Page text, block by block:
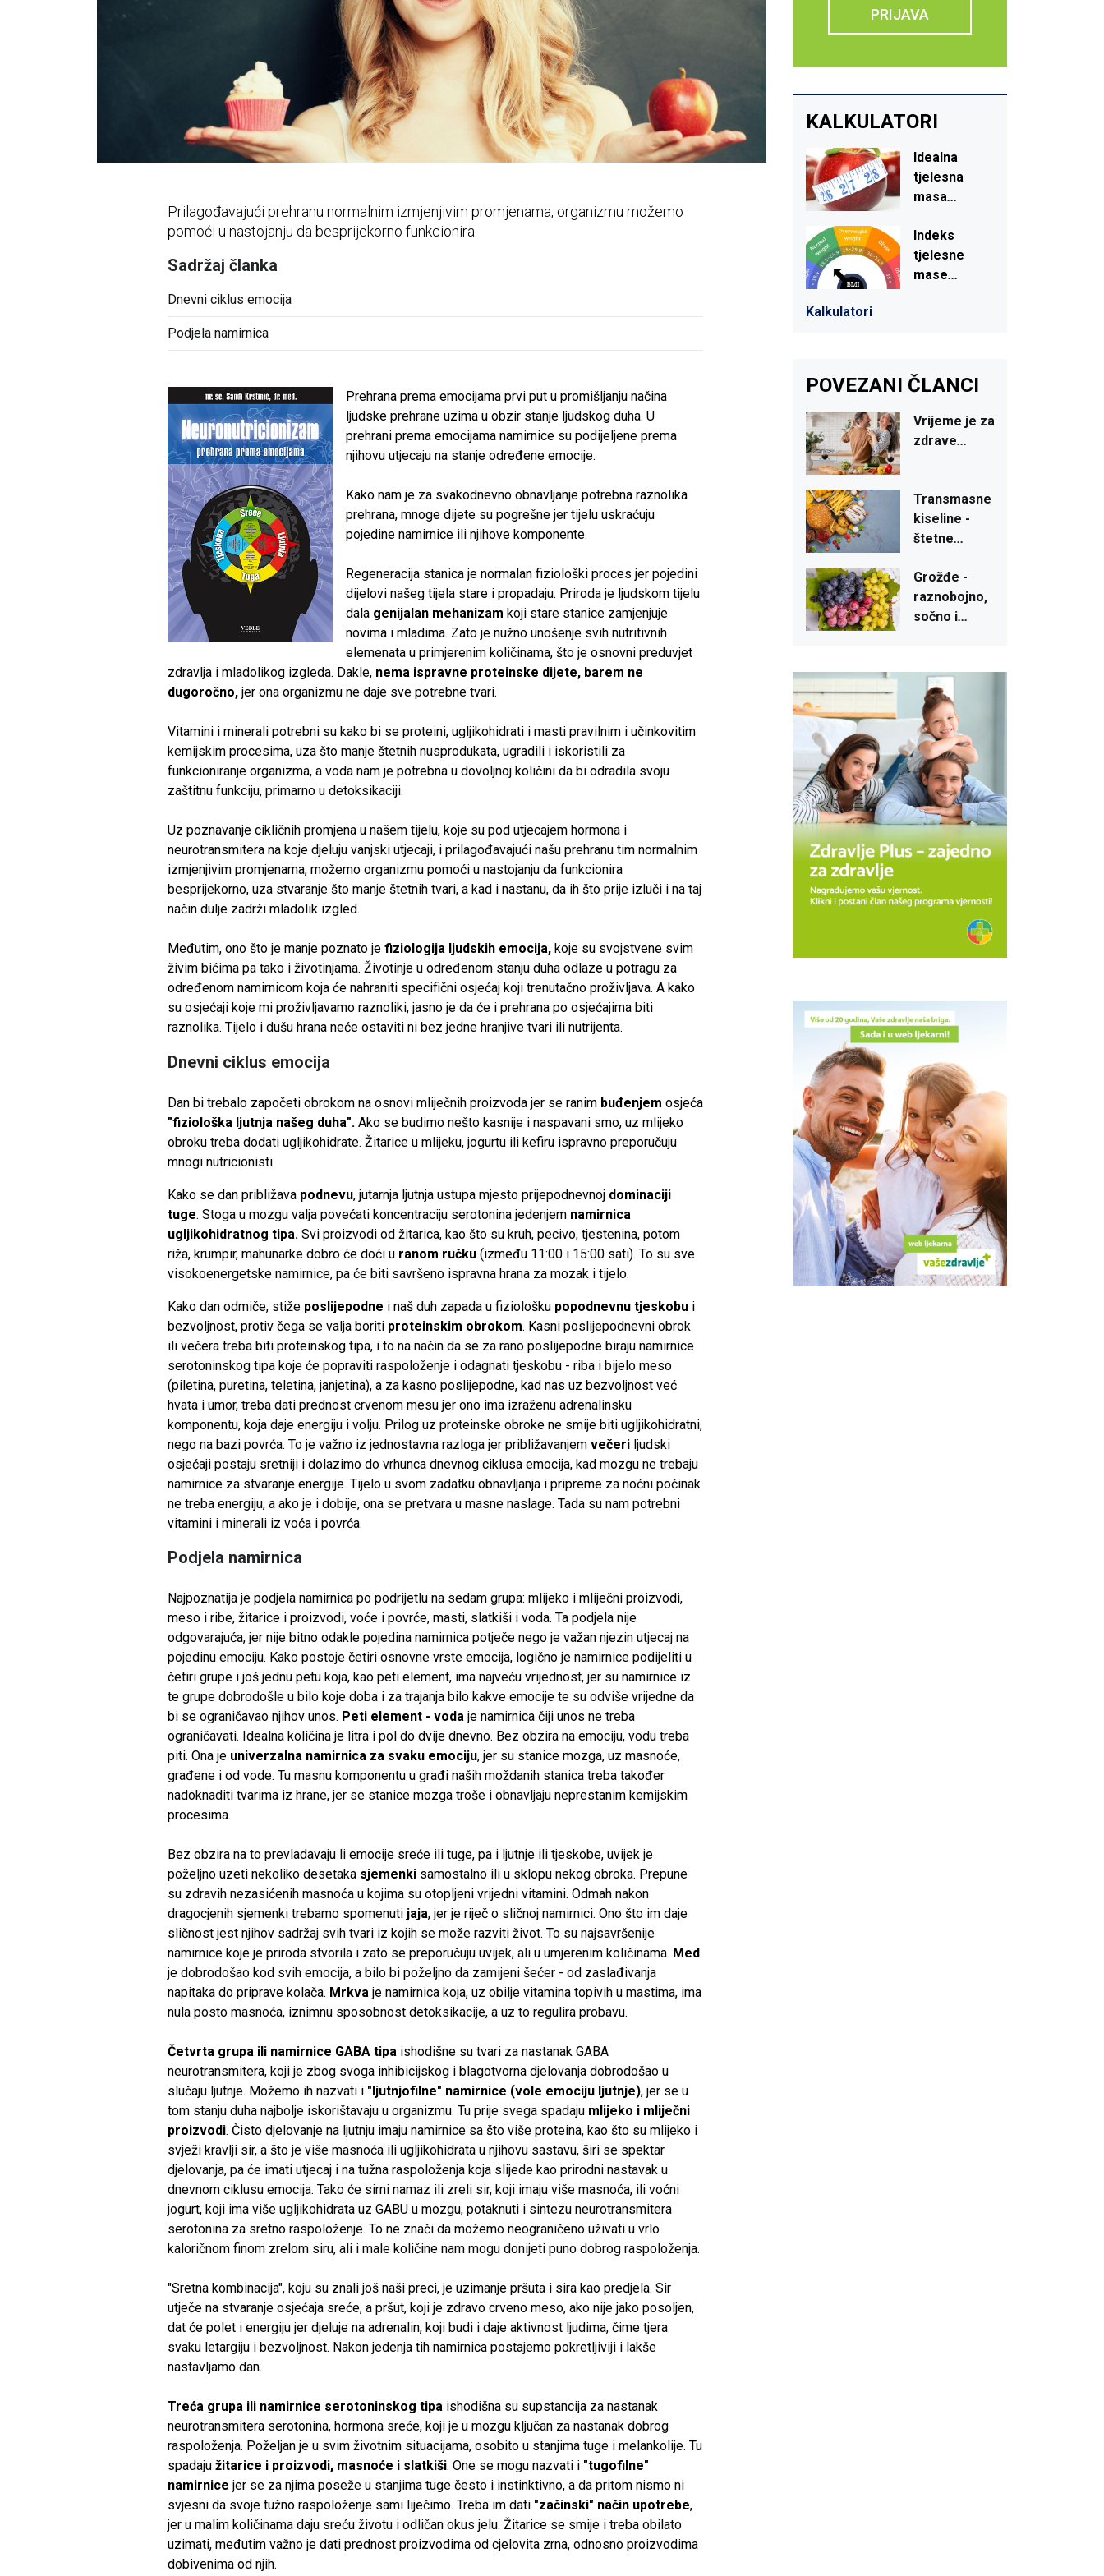
zdjelice
Unutarnje bolesti
Uho - nos - grlo
Zubi i usna šupljina
Prilagođavajući prehranu normalnim izmjenjivim promjenama, organizmu možemo
pomoći u nastojanju da besprijekorno funkcionira
Sadržaj članka
Dnevni ciklus emocija
Podjela namirnica
Prehrana prema emocijama prvi put u promišljanju načina
ljudske prehrane uzima u obzir stanje ljudskog duha. U
prehrani prema emocijama namirnice su podijeljene prema
njihovu utjecaju na stanje određene emocije.
Kako nam je za svakodnevno obnavljanje potrebna raznolika
prehrana, mnoge dijete su pogrešne jer tijelu uskraćuju
pojedine namirnice ili njihove komponente.
Regeneracija stanica je normalan fiziološki proces jer pojedini
dijelovi našeg tijela stare i propadaju. Priroda je ljudskom tijelu
dala genijalan mehanizam koji stare stanice zamjenjuje
novima i mladima. Zato je nužno unošenje svih nutritivnih
elemenata u primjerenim količinama, što je osnovni preduvjet
zdravlja i mladolikog izgleda. Dakle, nema ispravne proteinske dijete, barem ne
dugoročno, jer ona organizmu ne daje sve potrebne tvari.
Vitamini i minerali potrebni su kako bi se proteini, ugljikohidrati i masti pravilnim i učinkovitim
kemijskim procesima, uza što manje štetnih nusprodukata, ugradili i iskoristili za
funkcioniranje organizma, a voda nam je potrebna u dovoljnoj količini da bi odradila svoju
zaštitnu funkciju, primarno u detoksikaciji.
Uz poznavanje cikličnih promjena u našem tijelu, koje su pod utjecajem hormona i
neurotransmitera na koje djeluju vanjski utjecaji, i prilagođavajući našu prehranu tim normalnim
izmjenjivim promjenama, možemo organizmu pomoći u nastojanju da funkcionira
besprijekorno, uza stvaranje što manje štetnih tvari, a kad i nastanu, da ih što prije izluči i na taj
način dulje zadrži mladolik izgled.
Međutim, ono što je manje poznato jefiziologija ljudskih emocija, koje su svojstvene svim
živim bićima pa tako i životinjama. Životinje u određenom stanju duha odlaze u potragu za
određenom namirnicom koja će nahraniti specifični osjećaj koji trenutačno proživljava. A kako
su osjećaji koje mi proživljavamo raznoliki, jasno je da će i prehrana po osjećajima biti
raznolika. Tijelo i dušu hrana neće ostaviti ni bez jedne hranjive tvari ili nutrijenta.
Dnevni ciklus emocija
Dan bi trebalo započeti obrokom na osnovi mliječnih proizvoda jer se ranim buđenjem osjeća
"fiziološka ljutnja našeg duha". Ako se budimo nešto kasnije i naspavani smo, uz mlijeko
obroku treba dodati ugljikohidrate. Žitarice u mlijeku, jogurtu ili kefiru ispravno preporučuju
mnogi nutricionisti.
Kako se dan približava podnevu, jutarnja ljutnja ustupa mjesto prijepodnevnoj dominaciji
tuge. Stoga u mozgu valja povećati koncentraciju serotonina jedenjem namirnica
ugljikohidratnog tipa. Svi proizvodi od žitarica, kao što su kruh, pecivo, tjestenina, potom
riža, krumpir, mahunarke dobro će doći u ranom ručku (između 11:00 i 15:00 sati). To su sve
visokoenergetske namirnice, pa će biti savršeno ispravna hrana za mozak i tijelo.
Kako dan odmiče, stiže poslijepodne i naš duh zapada u fiziološku popodnevnu tjeskobu i
bezvoljnost, protiv čega se valja boriti proteinskim obrokom. Kasni poslijepodnevni obrok
ili večera treba biti proteinskog tipa, i to na način da se za rano poslijepodne biraju namirnice
serotoninskog tipa koje će popraviti raspoloženje i odagnati tjeskobu - riba i bijelo meso
(piletina, puretina, teletina, janjetina), a za kasno poslijepodne, kad nas uz bezvoljnost već
hvata i umor, treba dati prednost crvenom mesu jer ono ima izraženu adrenalinsku
komponentu, koja daje energiju i volju. Prilog uz proteinske obroke ne smije biti ugljikohidratni,
nego na bazi povrća. To je važno iz jednostavna razloga jer približavanjemvečeri ljudski
osjećaji postaju sretniji i dolazimo do vrhunca dnevnog ciklusa emocija, kad mozgu ne trebaju
namirnice za stvaranje energije. Tijelo u svom zadatku obnavljanja i pripreme za noćni počinak
ne treba energiju, a ako je i dobije, ona se pretvara u masne naslage. Tada su nam potrebni
vitamini i minerali iz voća i povrća.
Podjela namirnica
Najpoznatija je podjela namirnica po podrijetlu na sedam grupa: mlijeko i mliječni proizvodi,
meso i ribe, žitarice i proizvodi, voće i povrće, masti, slatkiši i voda. Ta podjela nije
odgovarajuća, jer nije bitno odakle pojedina namirnica potječe nego je važan njezin utjecaj na
pojedinu emociju. Kako postoje četiri osnovne vrste emocija, logično je namirnice podijeliti u
četiri grupe i još jednu petu koja, kao peti element, ima najveću vrijednost, jer su namirnice iz
te grupe dobrodošle u bilo koje doba i za trajanja bilo kakve emocije te su odviše vrijedne da
bi se ograničavao njihov unos. Peti element - voda je namirnica čiji unos ne treba
ograničavati. Idealna količina je litra i pol do dvije dnevno. Bez obzira na emociju, vodu treba
piti. Ona je univerzalna namirnica za svaku emociju, jer su stanice mozga, uz masnoće,
građene i od vode. Tu masnu komponentu u građi naših moždanih stanica treba također
nadoknaditi tvarima iz hrane, jer se stanice mozga troše i obnavljaju neprestanim kemijskim
procesima.
Bez obzira na to prevladavaju li emocije sreće ili tuge, pa i ljutnje ili tjeskobe, uvijek je
poželjno uzeti nekoliko desetaka sjemenki samostalno ili u sklopu nekog obroka. Prepune
su zdravih nezasićenih masnoća u kojima su otopljeni vrijedni vitamini. Odmah nakon
dragocjenih sjemenki trebamo spomenuti jaja, jer je riječ o sličnoj namirnici. Ono što im daje
sličnost jest njihov sadržaj svih tvari iz kojih se može razviti život. To su najsavršenije
namirnice koje je priroda stvorila i zato se preporučuju uvijek, ali u umjerenim količinama. Med
je dobrodošao kod svih emocija, a bilo bi poželjno da zamijeni šećer - od zaslađivanja
napitaka do priprave kolača. Mrkva je namirnica koja, uz obilje vitamina topivih u mastima, ima
nula posto masnoća, iznimnu sposobnost detoksikacije, a uz to regulira probavu.
Četvrta grupa ili namirnice GABA tipa ishodišne su tvari za nastanak GABA
neurotransmitera, koji je zbog svoga inhibicijskog i blagotvorna djelovanja dobrodošao u
slučaju ljutnje. Možemo ih nazvati i "ljutnjofilne" namirnice (vole emociju ljutnje), jer se u
tom stanju duha najbolje iskorištavaju u organizmu. Tu prije svega spadaju mlijeko i mliječni
proizvodi. Čisto djelovanje na ljutnju imaju namirnice sa što više proteina, kao što su mlijeko i
svježi kravlji sir, a što je više masnoća ili ugljikohidrata u njihovu sastavu, širi se spektar
djelovanja, pa će imati utjecaj i na tužna raspoloženja koja slijede kao prirodni nastavak u
dnevnom ciklusu emocija. Tako će sirni namaz ili zreli sir, koji imaju više masnoća, ili voćni
jogurt, koji ima više ugljikohidrata uz GABU u mozgu, potaknuti i sintezu neurotransmitera
serotonina za sretno raspoloženje. To ne znači da možemo neograničeno uživati u vrlo
kaloričnom finom zrelom siru, ali i male količine nam mogu donijeti puno dobrog raspoloženja.
"Sretna kombinacija", koju su znali još naši preci, je uzimanje pršuta i sira kao predjela. Sir
utječe na stvaranje osjećaja sreće, a pršut, koji je zdravo crveno meso, ako nije jako posoljen,
dat će polet i energiju jer djeluje na adrenalin, koji budi i daje aktivnost ljudima, čime tjera
svaku letargiju i bezvoljnost. Nakon jedenja tih namirnica postajemo pokretljiviji i lakše
nastavljamo dan.
Treća grupa ili namirnice serotoninskog tipa ishodišna su supstancija za nastanak
neurotransmitera serotonina, hormona sreće, koji je u mozgu ključan za nastanak dobrog
raspoloženja. Poželjan je u svim životnim situacijama, osobito u stanjima tuge i melankolije. Tu
spadajužitarice i proizvodi, masnoće i slatkiši. One se mogu nazvati i "tugofilne"
namirnicejer se za njima poseže u stanjima tuge često i instinktivno, a da pritom nismo ni
svjesni da svoje tužno raspoloženje sami liječimo. Treba im dati "začinski" način upotrebe,
jer u malim količinama daju sreću životu i odličan okus jelu. Žitarice se smije i treba obilato
uzimati, međutim važno je dati prednost proizvodima od cjelovita zrna, odnosno proizvodima
dobivenima od njih.
PRIJAVA
KALKULATORI
Idealna
tjelesna
masa...
Indeks
tjelesne
mase...
Kalkulatori
POVEZANI ČLANCI
Vrijeme je za
zdrave...
Transmasne
kiseline -
štetne...
Grožđe -
raznobojno,
sočno i...